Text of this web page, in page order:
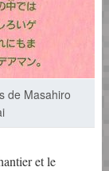
de Masahiro
et le